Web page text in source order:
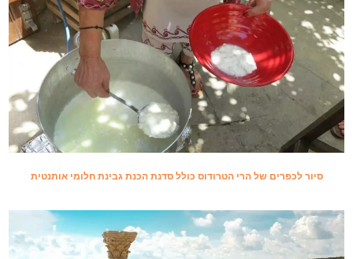
סיור לכפרים של הרי הטרודוס כולל סדנת הכנת גבינת חלומי אותנטית